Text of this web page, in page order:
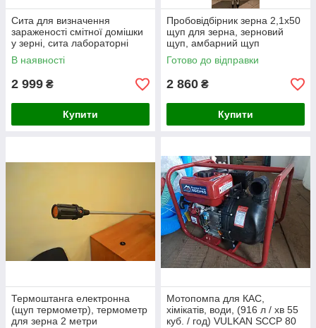
Сита для визначення
зараженості смітної домішки
у зерні, сита лабораторні
В наявності
2 999 ₴
Купити
Пробовідбірник зерна 2,1х50
щуп для зерна, зерновий
щуп, амбарний щуп
Готово до відправки
2 860 ₴
Купити
Термоштанга електронна
(щуп термометр), термометр
для зерна 2 метри
Мотопомпа для КАС,
хімікатів, води, (916 л / хв 55
куб. / год) VULKAN SCCP 80